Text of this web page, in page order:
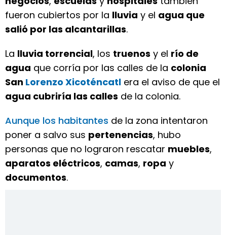
fueron cubiertos por la lluvia y el agua que
salió por las alcantarillas.
La lluvia torrencial, los truenos y el río de
agua que corría por las calles de la colonia
San Lorenzo Xicoténcatl era el aviso de que el
agua cubriría las calles de la colonia.
Aunque los habitantes de la zona intentaron
poner a salvo sus pertenencias, hubo
personas que no lograron rescatar muebles,
aparatos eléctricos, camas, ropa y
documentos.